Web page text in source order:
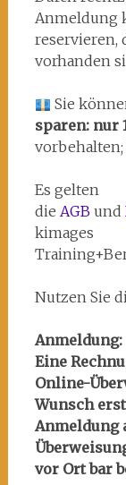
Anmeldung
reservieren,
vorhanden
Sie
sparen: nur
vorbehalten;
Es gelten
die AGB und
kimages
Nutzen Sie
Anmeldung:
Eine
Online-
Wunsch
Anmeldung
vor Ort bar